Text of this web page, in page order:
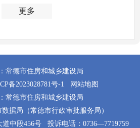
更多
常德市住房和城乡建设局
备2023028781号-1
网站地图
常德市住房和城乡建设局
据局（常德市行政审批服务局）
中段456号
投诉电话：0736—7719759